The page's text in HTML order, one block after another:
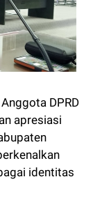
DPRD
apresiasi
identitas